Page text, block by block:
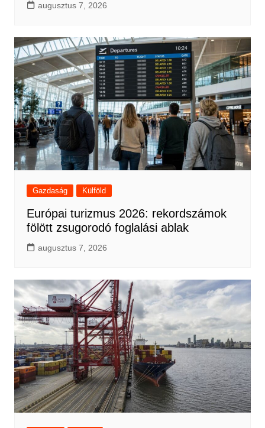
augusztus 7, 2026
Gazdaság Külföld
Európai turizmus 2026: rekordszámok
fölött zsugorodó foglalási ablak
augusztus 7, 2026